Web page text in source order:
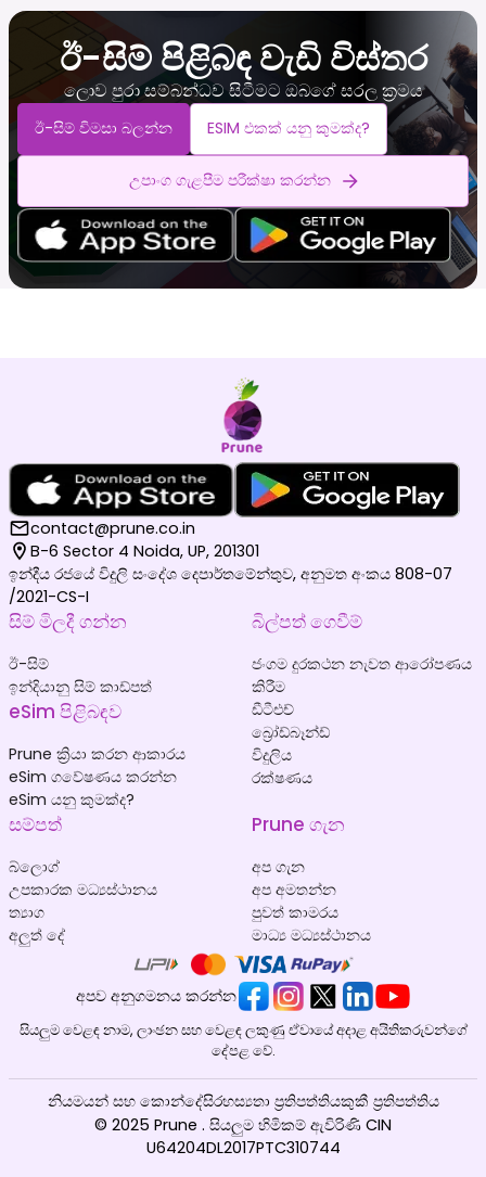
ඊ-සිම් පිළිබඳ වැඩි විස්තර
ලොව පුරා සම්බන්ධව සිටීමට ඔබගේ සරල ක්‍රමය
ඊ-සිම් විමසා බලන්න ESIM එකක් යනු කුමක්ද?
උපාංග ගැළපීම පරීක්ෂා කරන්න
contact@prune.co.in
B-6 Sector 4 Noida, UP, 201301
ඉන්දීය රජයේ විදුලි සංදේශ දෙපාර්තමේන්තුව, අනුමත අංකය 808-07
/2021-CS-I
සිම් මිලදී ගන්න
ඊ-සිම්
ඉන්දියානු සිම් කාඩ්පත්
eSim පිළිබඳව
Prune ක්‍රියා කරන ආකාරය
eSim ගවේෂණය කරන්න
eSim යනු කුමක්ද?
බිල්පත් ගෙවීම්
ජංගම දුරකථන නැවත ආරෝපණය
කිරීම
ඩීටීඑච්
බ්‍රෝඩ්බෑන්ඩ්
විදුලිය
රක්ෂණය
සම්පත්
බ්ලොග්
උපකාරක මධ්‍යස්ථානය
ත්‍යාග
අලුත් දේ
Prune ගැන
අප ගැන
අප අමතන්න
පුවත් කාමරය
මාධ්‍ය මධ්‍යස්ථානය
අපව අනුගමනය කරන්න
සියලුම වෙළඳ නාම, ලාංඡන සහ වෙළඳ ලකුණු ඒවායේ අදාළ අයිතිකරුවන්ගේ
දේපළ වේ.
© 2025 Prune . සියලුම හිමිකම් ඇවිරිණි CIN
U64204DL2017PTC310744
නියමයන් සහ කොන්දේසිරහස්‍යතා ප්‍රතිපත්තියකුකී ප්‍රතිපත්තිය